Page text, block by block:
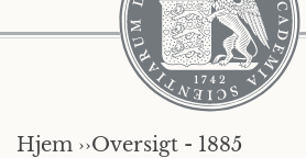
Hjem ››Oversigt - 1885